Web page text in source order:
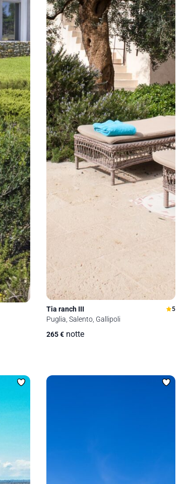
Tia ranch III 5
Puglia, Salento, Gallipoli
265€ notte